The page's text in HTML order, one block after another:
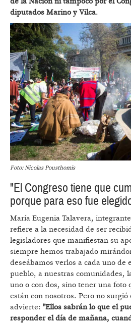
diputados Marino y Vilca.
Foto: Nicolas Pousthomis
"El Congreso tiene que
porque para eso fue
María Eugenia Talavera,
refiere a la necesidad de ser
legisladores que manifiestan su
siempre hemos trabajado
deseábamos verlos a cada uno de
pueblo, a nuestras comunidades,
uno o con dos, sino tener una foto
están con nosotros. Pero no surgió
advierte: "Ellos sabrán lo que el
responder el día de mañana,